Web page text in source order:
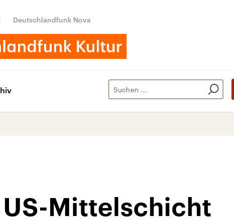
Deutschlandfunk Nova
US-Mittelschicht